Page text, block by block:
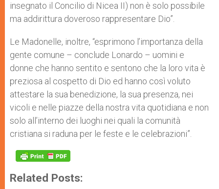
insegnato il Concilio di Nicea II) non è solo possibile
ma addirittura doveroso rappresentare Dio”.
Le Madonelle, inoltre, “esprimono l’importanza della
gente comune – conclude Lonardo – uomini e
donne che hanno sentito e sentono che la loro vita è
preziosa al cospetto di Dio ed hanno così voluto
attestare la sua benedizione, la sua presenza, nei
vicoli e nelle piazze della nostra vita quotidiana e non
solo all’interno dei luoghi nei quali la comunità
cristiana si raduna per le feste e le celebrazioni”.
Related Posts: